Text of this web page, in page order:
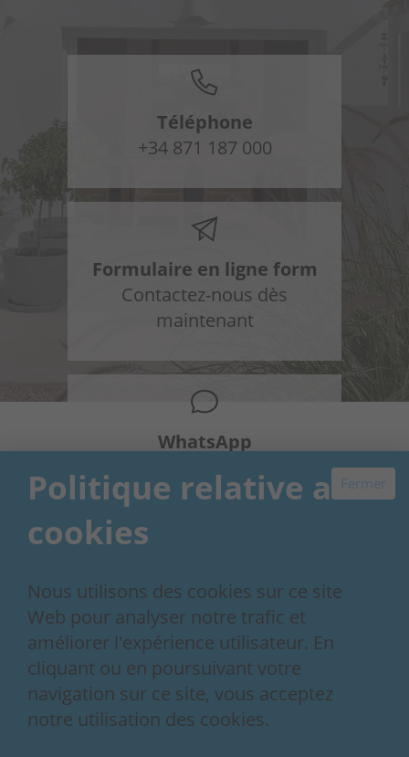
Fermer
Politique relative aux
cookies
Nous utilisons des cookies sur ce site
Web pour analyser notre trafic et
améliorer l'expérience utilisateur. En
cliquant ou en poursuivant votre
navigation sur ce site, vous acceptez
notre utilisation des cookies.
Téléphone
+34 871 187 000
Formulaire en ligne form
Contactez-nous dès
maintenant
WhatsApp
Our 30+ year story
Contact
Conditions de réservation
Politique de confidentialité
Contactez-nous dès maintenant